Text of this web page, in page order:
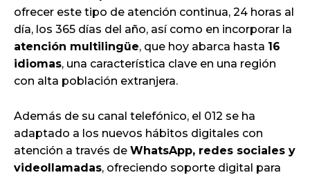
ofrecer este tipo de atención continua, 24 horas al
día, los 365 días del año, así como en incorporar la
atención multilingüe, que hoy abarca hasta 16
idiomas, una característica clave en una región
con alta población extranjera.
Además de su canal telefónico, el 012 se ha
adaptado a los nuevos hábitos digitales con
atención a través de WhatsApp, redes sociales y
videollamadas, ofreciendo soporte digital para